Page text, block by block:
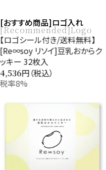
[おすすめ商品]ロゴ入れ
[Recommended]Logo
【ロゴシール付き】
[OCEAN&TERRE]Premiumフ
ルーツバームセットE
2,376円（税込）
税率8%